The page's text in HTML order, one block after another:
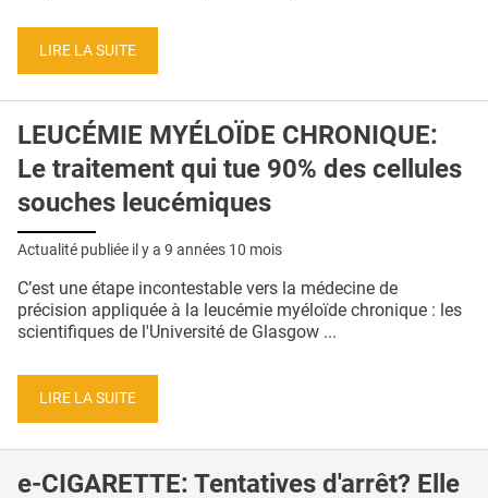
CONTACT
LIRE LA SUITE
LEUCÉMIE MYÉLOÏDE CHRONIQUE:
Le traitement qui tue 90% des cellules
souches leucémiques
Actualité publiée il y a 9 années 10 mois
C’est une étape incontestable vers la médecine de
précision appliquée à la leucémie myéloïde chronique : les
scientifiques de l'Université de Glasgow ...
LIRE LA SUITE
e-CIGARETTE: Tentatives d'arrêt? Elle